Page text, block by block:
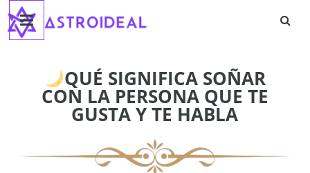
Saltar
contenido
Astroideal
QUÉ SIGNIFICA SOÑAR
CON LA PERSONA QUE TE
GUSTA Y TE HABLA